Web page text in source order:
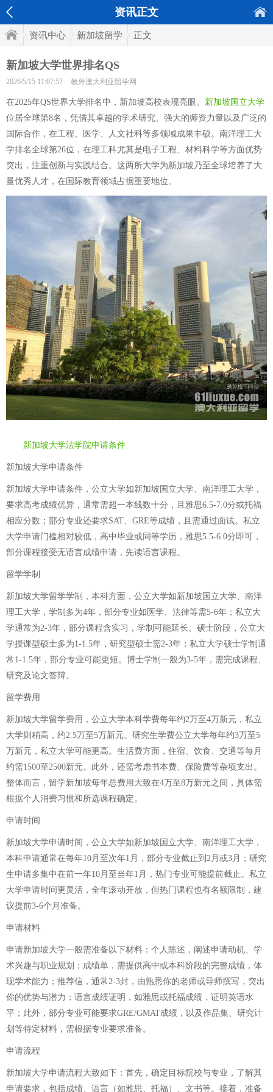
资讯正文
资讯中心 新加坡留学 正文
新加坡大学世界排名QS
2026/5/15 11:07:57 教外澳大利亚留学网
在2025年QS世界大学排名中，新加坡高校表现亮眼。 新加坡国立大学
位居全球第8名，凭借其卓越的学术研究、强大的师资力量以及广泛的
国际合作，在工程、医学、人文社科等多领域成果丰硕。南洋理工大
学排名全球第26位，在理工科尤其是电子工程、材料科学等方面优势
突出，注重创新与实践结合。这两所大学为新加坡乃至全球培养了大
量优秀人才，在国际教育领域占据重要地位。
新加坡大学法学院申请条件
新加坡大学申请条件
新加坡大学申请条件，公立大学如新加坡国立大学、南洋理工大学，
要求高考成绩优异，通常需超一本线数十分，且雅思6.5-7.0分或托福
相应分数；部分专业还要求SAT、GRE等成绩，且需通过面试。私立
大学申请门槛相对较低，高中毕业或同等学历，雅思5.5-6.0分即可，
部分课程接受无语言成绩申请，先读语言课程。
留学学制
新加坡大学留学学制，本科方面，公立大学如新加坡国立大学、南洋
理工大学，学制多为4年，部分专业如医学、法律等需5-6年；私立大
学通常为2-3年，部分课程含实习，学制可能延长。硕士阶段，公立大
学授课型硕士多为1-1.5年，研究型硕士需2-3年；私立大学硕士学制通
常1-1.5年，部分专业可能更短。博士学制一般为3-5年，需完成课程、
研究及论文答辩。
留学费用
新加坡大学留学费用，公立大学本科学费每年约2万至4万新元，私立
大学则稍高，约2.5万至5万新元。研究生学费公立大学每年约3万至5
万新元，私立大学可能更高。生活费方面，住宿、饮食、交通等每月
约需1500至2500新元。此外，还需考虑书本费、保险费等杂项支出。
整体而言，留学新加坡每年总费用大致在4万至8万新元之间，具体需
根据个人消费习惯和所选课程确定。
申请时间
新加坡大学申请时间，公立大学如新加坡国立大学、南洋理工大学，
本科申请通常在每年10月至次年1月，部分专业截止到2月或3月；研究
生申请多集中在前一年10月至当年1月，热门专业可能提前截止。私立
大学申请时间更灵活，全年滚动开放，但热门课程也有名额限制，建
议提前3-6个月准备。
申请材料
申请新加坡大学一般需准备以下材料：个人陈述，阐述申请动机、学
术兴趣与职业规划；成绩单，需提供高中或本科阶段的完整成绩，体
现学术能力；推荐信，通常2-3封，由熟悉你的老师或导师撰写，突出
你的优势与潜力；语言成绩证明，如雅思或托福成绩，证明英语水
平；此外，部分专业可能要求GRE/GMAT成绩，以及作品集、研究计
划等特定材料，需根据专业要求准备。
申请流程
新加坡大学申请流程大致如下：首先，确定目标院校与专业，了解其
申请要求，包括成绩、语言（如雅思、托福）、文书等。接着，准备